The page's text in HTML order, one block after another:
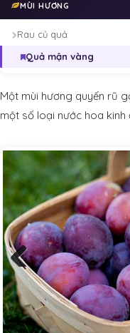
MÙI HƯƠNG
Rau củ quả
Quả mận vàng
Một mùi hương quyến rũ
một số loại nước hoa kinh
Previous